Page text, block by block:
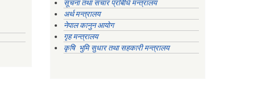
सूचना तथा संचार प्रबिधि मन्त्रालय
अर्थ मन्त्रालय
नेपाल कानुन आयोग
गृह मन्त्रालय
कृषि भुमि सुधार तथा सहकारी मन्त्रालय